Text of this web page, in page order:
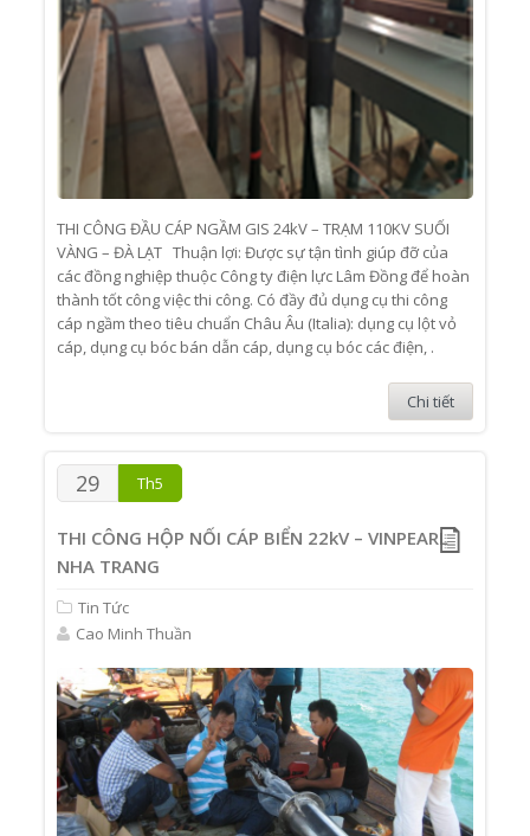
THI CÔNG ĐẦU CÁP NGẦM GIS 24kV – TRẠM 110KV SUỐI
VÀNG – ĐÀ LẠT Thuận lợi: Được sự tận tình giúp đỡ của
các đồng nghiệp thuộc Công ty điện lực Lâm Đồng để hoàn
thành tốt công việc thi công. Có đầy đủ dụng cụ thi công
cáp ngầm theo tiêu chuẩn Châu Âu (Italia): dụng cụ lột vỏ
cáp, dụng cụ bóc bán dẫn cáp, dụng cụ bóc các điện, .
Chi tiết
29 Th5
THI CÔNG HỘP NỐI CÁP BIỂN 22kV – VINPEARL
NHA TRANG
Tin Tức
Cao Minh Thuần